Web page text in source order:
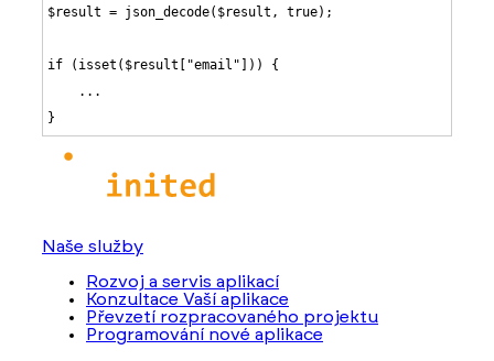
$result = json_decode($result, true);
if (isset($result["email"])) {
    ...
}
Naše služby
Rozvoj a servis aplikací
Konzultace Vaší aplikace
Převzetí rozpracovaného projektu
Programování nové aplikace